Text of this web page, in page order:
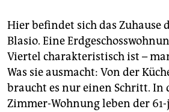
Hier befindet sich das Zuhause
Blasio. Eine
Viertel charakteristisch ist –
Was sie ausmacht: Von der
braucht es nur einen Schritt. In
Zimmer-Wohnung leben der